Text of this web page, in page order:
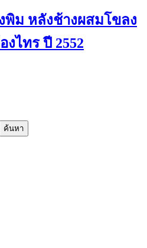
ม หลังช้างผสมโขลง
ไทร ปี 2552
ค้นหา